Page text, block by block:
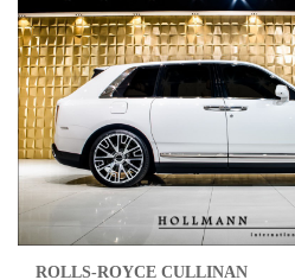
ROLLS-ROYCE CULLINAN